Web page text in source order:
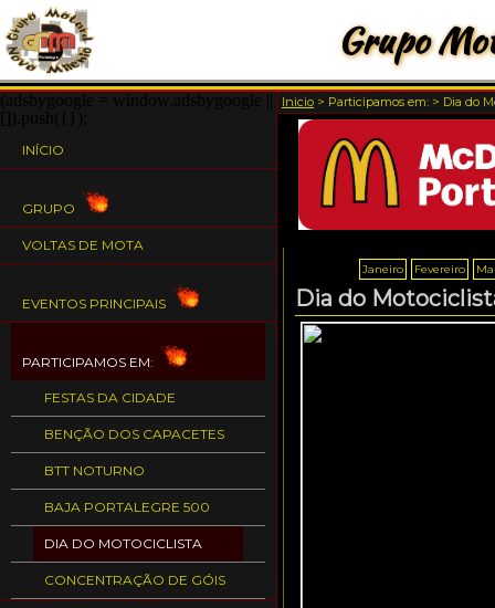
Grupo
INÍCIO
GRUPO
VOLTAS DE MOTA
EVENTOS PRINCIPAIS
PARTICIPAMOS EM:
FESTAS DA CIDADE
BENÇÃO DOS CAPACETES
BTT NOTURNO
BAJA PORTALEGRE 500
DIA DO MOTOCICLISTA
CONCENTRAÇÃO DE GÓIS
Inicio > Participamos em: > Dia do
Janeiro Fevereiro
Dia do